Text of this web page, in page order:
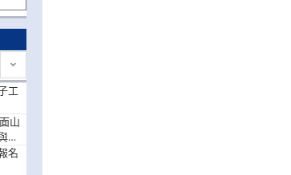
工
半
山
戶
名